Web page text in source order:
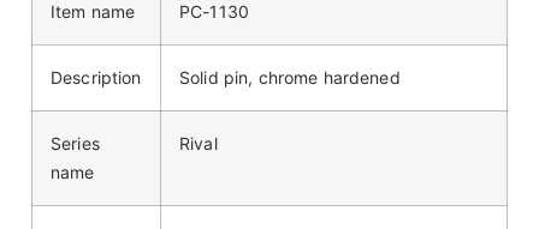
Item name PC-1130
Description Solid pin, chrome hardened
Series
name
Rival